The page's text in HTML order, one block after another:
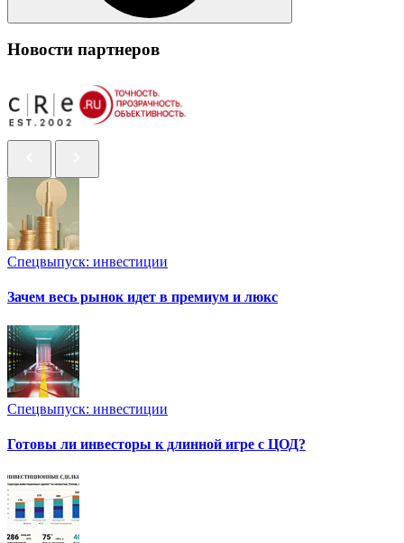
Новости партнеров
Спецвыпуск: инвестиции
Зачем весь рынок идет в премиум и люкс
Спецвыпуск: инвестиции
Готовы ли инвесторы к длинной игре с ЦОД?